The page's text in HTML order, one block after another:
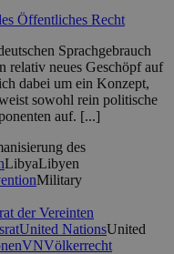
Öffentliches Recht
Sprachgebrauch
relativ neues Geschöpf auf
dabei um ein Konzept,
sowohl rein politische
auf. [...]
des
LibyaLibyen
Military
der Vereinten
United NationsUnited
VNVölkerrecht